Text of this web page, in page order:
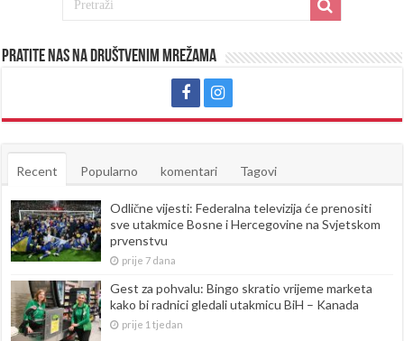
Pratite nas na društvenim mrežama
Recent Popularno komentari Tagovi
Odlične vijesti: Federalna televizija će prenositi
sve utakmice Bosne i Hercegovine na Svjetskom
prvenstvu
prije 7 dana
Gest za pohvalu: Bingo skratio vrijeme marketa
kako bi radnici gledali utakmicu BiH – Kanada
prije 1 tjedan